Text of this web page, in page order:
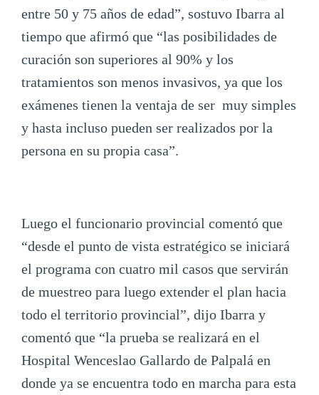
entre 50 y 75 años de edad”, sostuvo Ibarra al
tiempo que afirmó que “las posibilidades de
curación son superiores al 90% y los
tratamientos son menos invasivos, ya que los
exámenes tienen la ventaja de ser muy simples
y hasta incluso pueden ser realizados por la
persona en su propia casa”.
Luego el funcionario provincial comentó que
“desde el punto de vista estratégico se iniciará
el programa con cuatro mil casos que servirán
de muestreo para luego extender el plan hacia
todo el territorio provincial”, dijo Ibarra y
comentó que “la prueba se realizará en el
Hospital Wenceslao Gallardo de Palpalá en
donde ya se encuentra todo en marcha para esta